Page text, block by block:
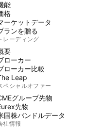
能
格
ーケットデータ
ランを贈る
レーディング
要
ローカー
ローカー比較
Leap
ペシャルオファー
グループ先物
先物
国株バンドルデータ
社情報